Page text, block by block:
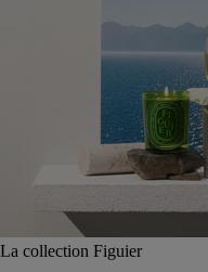
La collection Figuier